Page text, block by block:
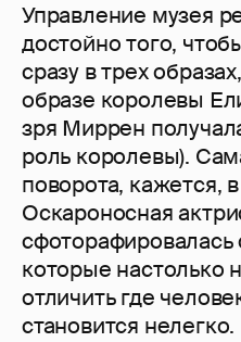
Управление музея
достойно того,
сразу в трех
образе королевы
зря Миррен
роль королевы).
поворота, кажется,
Оскароносная
сфоторафировалась
которые настолько
отличить где
становится нелегко.